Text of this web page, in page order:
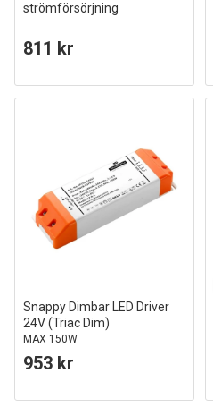
strömförsörjning
811 kr
Snappy Dimbar LED Driver
24V (Triac Dim)
MAX 150W
953 kr